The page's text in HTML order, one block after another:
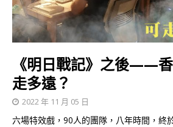
《明日戰記》之後——
走多遠？
2022 年 11 月 05 日
六場特效戲，90人的團隊，八年時間，終